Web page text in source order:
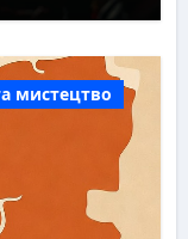
мистецтво